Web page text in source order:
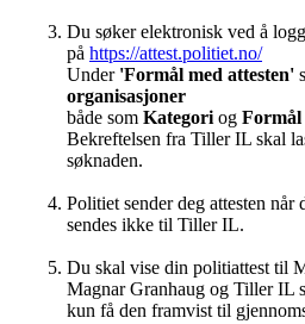
Du søker elektronisk ved å
på https://attest.politiet.no/
Under 'Formål med attesten'
organisasjoner
både som Kategori og Formål
Bekreftelsen fra Tiller IL skal
søknaden.
Politiet sender deg attesten
sendes ikke til Tiller IL.
Du skal vise din politiattest til
Magnar Granhaug og Tiller IL
kun få den framvist til